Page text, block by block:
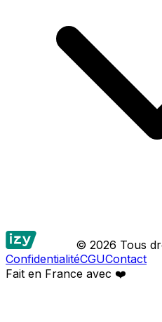
© 2026 Tous
ConfidentialitéCGUContact
Fait en France avec ❤️